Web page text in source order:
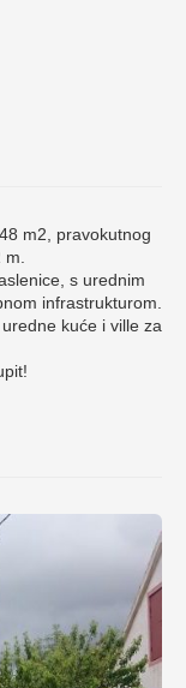
m2, pravokutnog
s urednim
infrastrukturom.
kuće i ville za